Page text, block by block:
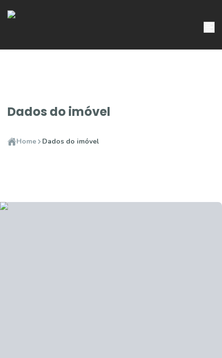
Dados do imóvel
Home Dados do imóvel